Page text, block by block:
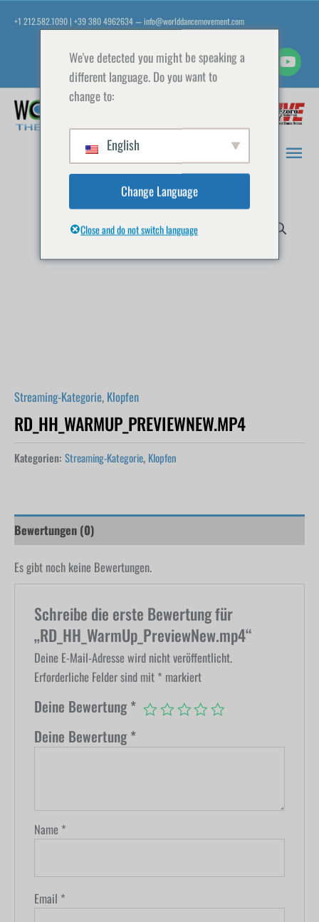
Inhalt+1 212.582.1090 | +39 380 4962634 — info@worlddancemovement.com
Streaming-Kategorie, Klopfen
RD_HH_WARMUP_PREVIEWNEW.MP4
Kategorien: Streaming-Kategorie, Klopfen
Bewertungen (0)
Es gibt noch keine Bewertungen.
Schreibe die erste Bewertung für
„RD_HH_WarmUp_PreviewNew.mp4“
Deine E-Mail-Adresse wird nicht veröffentlicht.
Erforderliche Felder sind mit * markiert
Deine Bewertung*
Deine Bewertung*
Name *
Email *
We've detected you might be speaking a
different language. Do you want to
change to:
English
Change Language
Close and do not switch language